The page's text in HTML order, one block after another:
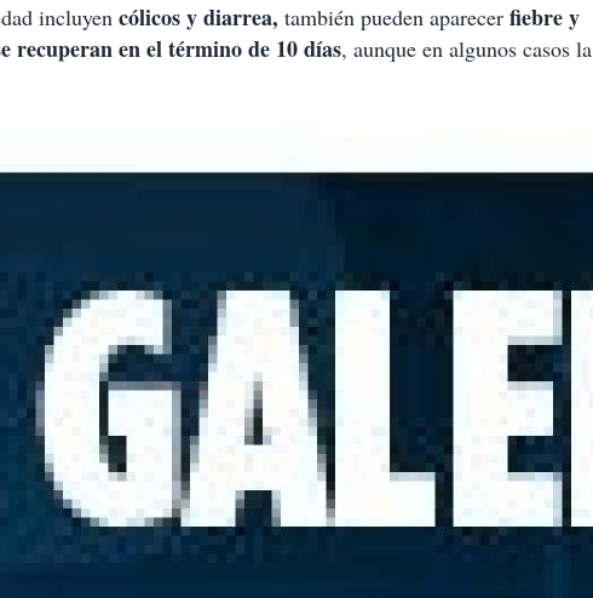
incluyen cólicos y diarrea, también pueden aparecer fiebre y
recuperan en el término de 10 días, aunque en algunos casos la